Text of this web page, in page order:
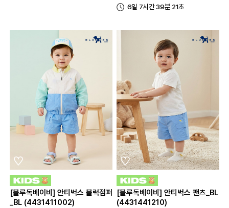
6일 7시간 39분 21초
[블루독베이비] 안티벅스 블럭점퍼
_BL (4431411002)
[블루독베이비] 안티벅스 팬츠_BL
(4431441210)